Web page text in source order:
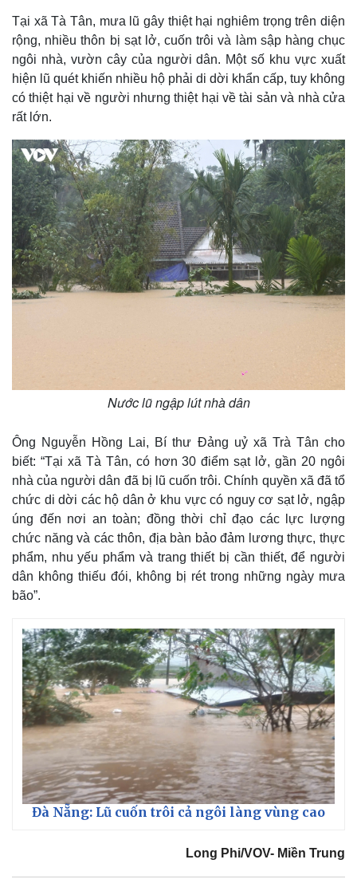
Pháp luật
Vụ án
Tin nóng
Tư vấn luật
Quân sự - Quốc phòng
Vũ khí
Việt Nam
Phân tích
Tại xã Tà Tân, mưa lũ gây thiệt hại nghiêm trọng trên diện
rộng, nhiều thôn bị sạt lở, cuốn trôi và làm sập hàng chục
ngôi nhà, vườn cây của người dân. Một số khu vực xuất
hiện lũ quét khiến nhiều hộ phải di dời khẩn cấp, tuy không
có thiệt hại về người nhưng thiệt hại về tài sản và nhà cửa
rất lớn.
Nước lũ ngập lút nhà dân
Ông Nguyễn Hồng Lai, Bí thư Đảng uỷ xã Trà Tân cho
biết: “Tại xã Tà Tân, có hơn 30 điểm sạt lở, gần 20 ngôi
nhà của người dân đã bị lũ cuốn trôi. Chính quyền xã đã tổ
chức di dời các hộ dân ở khu vực có nguy cơ sạt lở, ngập
úng đến nơi an toàn; đồng thời chỉ đạo các lực lượng
chức năng và các thôn, địa bàn bảo đảm lương thực, thực
phẩm, nhu yếu phẩm và trang thiết bị cần thiết, để người
dân không thiếu đói, không bị rét trong những ngày mưa
bão”.
Đà Nẵng: Lũ cuốn trôi cả ngôi làng vùng cao
Long Phi/VOV- Miền Trung